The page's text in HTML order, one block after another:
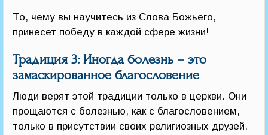
То, чему вы научитесь из Слова Божьего,
принесет победу в каждой сфере жизни!
Традиция 3: Иногда болезнь – это
замаскированное благословение
Люди верят этой традиции только в церкви. Они
прощаются с болезнью, как с благословением,
только в присутствии своих религиозных друзей.